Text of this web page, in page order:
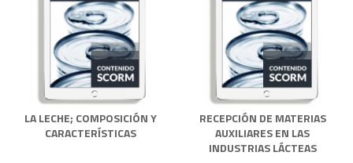
LA LECHE; COMPOSICIÓN Y
CARACTERÍSTICAS
RECEPCIÓN DE MATERIAS
AUXILIARES EN LAS
INDUSTRIAS LÁCTEAS